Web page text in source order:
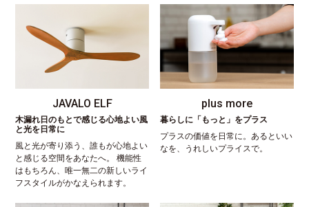
JAVALO ELF
木漏れ日のもとで感じる心地よい風
と光を日常に
風と光が寄り添う、誰もが心地よい
と感じる空間をあなたへ。 機能性
はもちろん、唯一無二の新しいライ
フスタイルがかなえられます。
plus more
暮らしに「もっと」をプラス
プラスの価値を日常に。あるといい
なを、うれしいプライスで。